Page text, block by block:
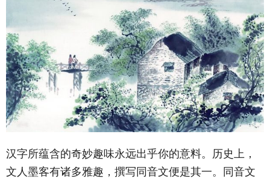
汉字所蕴含的奇妙趣味永远出乎你的意料。历史上，
文人墨客有诸多雅趣，撰写同音文便是其一。同音文